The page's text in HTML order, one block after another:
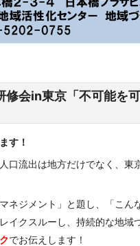
修会in東京「不可能を
す！
流出は地方だけでなく、東
ジメント」と題し、「こん
イクスルーし、持続的な地域
でお伝えします！